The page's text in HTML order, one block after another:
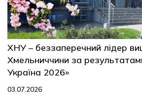
ХНУ – беззаперечний лідер
Хмельниччини за
Україна 2026»
03.07.2026